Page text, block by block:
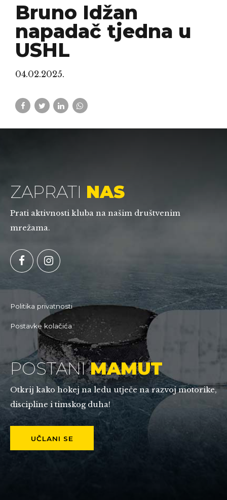
JUNIORI USHL
Bruno Idžan
napadač tjedna u
USHL
ZAPRATINAS
Prati aktivnosti kluba na našim društvenim
Politika privatnosti
Postavke kolačića
POSTANIMAMUT
Otkrij kako hokej na ledu utječe na razvoj motorike,
discipline i timskog duha!